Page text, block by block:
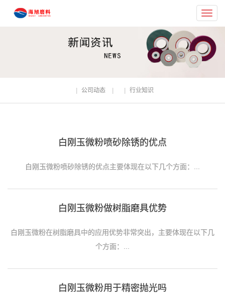
公司动态 行业知识
白刚玉微粉喷砂除锈的优点
白刚玉微粉喷砂除锈的优点主要体现在以下几个方面：...
白刚玉微粉做树脂磨具优势
白刚玉微粉在树脂磨具中的应用优势非常突出，主要体现在以下几
个方面：...
白刚玉微粉用于精密抛光吗